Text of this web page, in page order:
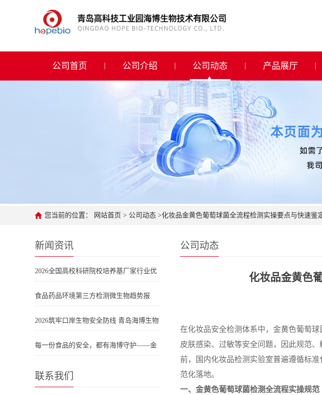
公司首页
公司首页 公司介绍 公司动态 产品展厅
您当前的位置： 网站首页 > 公司动态 >化妆品金黄色葡萄球菌全流程检测实操要点与快速鉴
新闻资讯
2026全国高校科研院校培养基厂家行业优
食品药品环境第三方检测微生物趋势报
2026筑牢口岸生物安全防线 青岛海博生物
每一份食品的安全，都有海博守护——金
联系我们
公司动态
化妆品金黄色
在化妆品安全检测体系中，金黄色葡萄
皮肤感染、过敏等安全问题，因此规范
前，国内化妆品检测实验室普遍遵循标
范化落地。
一、金黄色葡萄球菌检测全流程实操规范